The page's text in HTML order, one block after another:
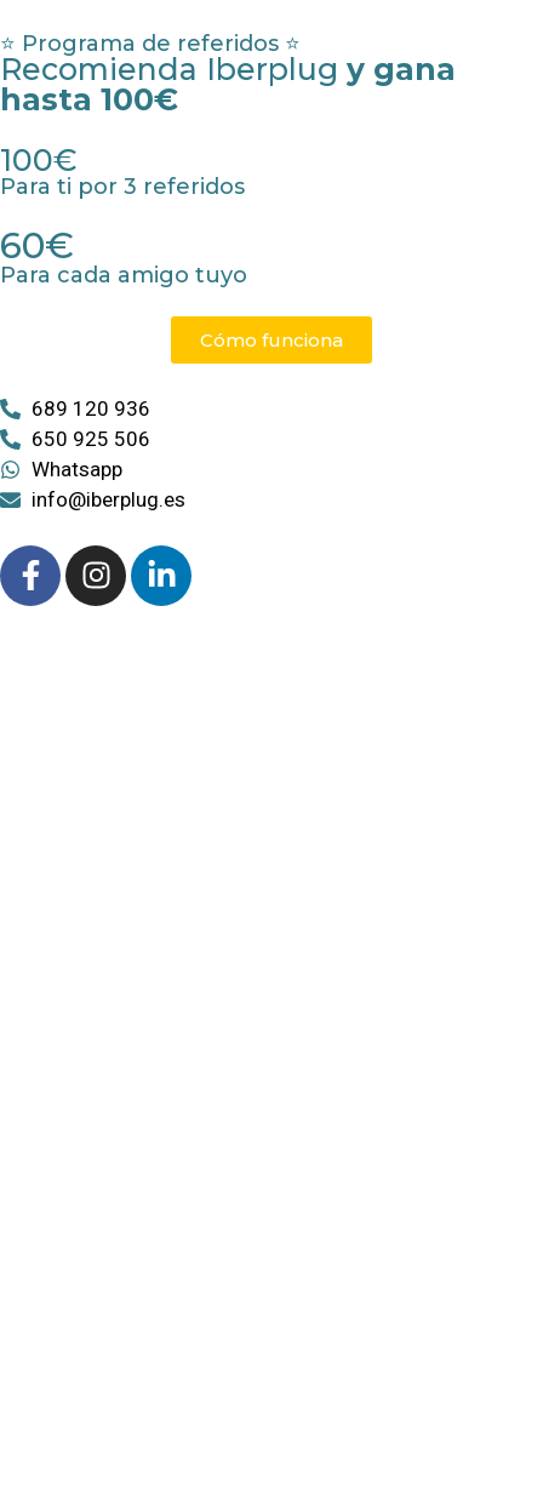
⭐ Programa de referidos ⭐
Recomienda Iberplug y gana
hasta 100€
100€
Para ti por 3 referidos
60€
Para cada amigo tuyo
Cómo funciona
689 120 936
650 925 506
Whatsapp
info@iberplug.es